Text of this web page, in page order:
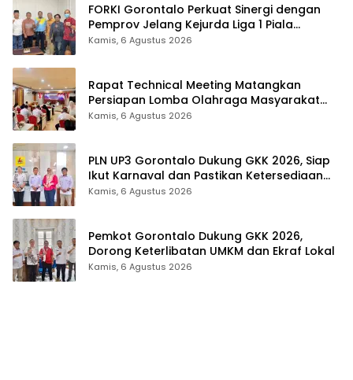
FORKI Gorontalo Perkuat Sinergi dengan
Pemprov Jelang Kejurda Liga 1 Piala
Gubernur 2026
Kamis, 6 Agustus 2026
Rapat Technical Meeting Matangkan
Persiapan Lomba Olahraga Masyarakat
Tingkat Provinsi Gorontalo
Kamis, 6 Agustus 2026
PLN UP3 Gorontalo Dukung GKK 2026, Siap
Ikut Karnaval dan Pastikan Ketersediaan
Listrik
Kamis, 6 Agustus 2026
Pemkot Gorontalo Dukung GKK 2026,
Dorong Keterlibatan UMKM dan Ekraf Lokal
Kamis, 6 Agustus 2026